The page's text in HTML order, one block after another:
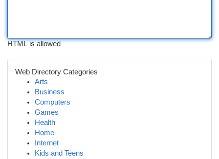
HTML is allowed
Web Directory Categories
Arts
Business
Computers
Games
Health
Home
Internet
Kids and Teens